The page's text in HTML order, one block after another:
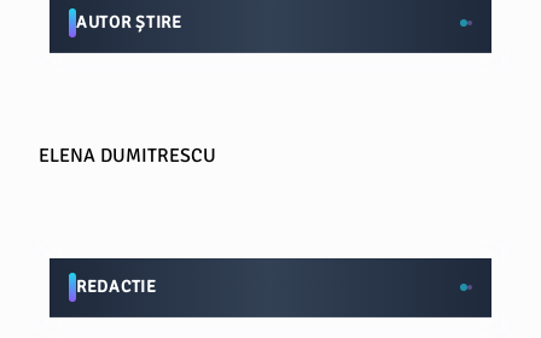
AUTOR ȘTIRE
ELENA DUMITRESCU
REDACTIE